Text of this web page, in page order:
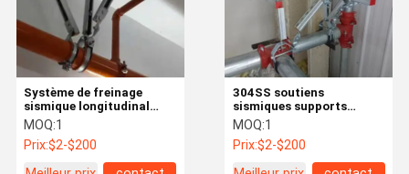
Système de freinage
sismique longitudinal
rigide résistant à la
rouille contre
tremblement de terre
pour équipements
MOQ:1
Prix:$2-$200
304SS soutiens
sismiques supports
latéraux
MOQ:1
Prix:$2-$200